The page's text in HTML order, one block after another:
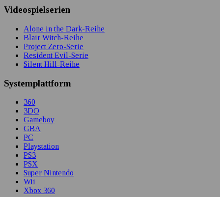
Videospielserien
Alone in the Dark-Reihe
Blair Witch-Reihe
Project Zero-Serie
Resident Evil-Serie
Silent Hill-Reihe
Systemplattform
360
3DO
Gameboy
GBA
PC
Playstation
PS3
PSX
Super Nintendo
Wii
Xbox 360